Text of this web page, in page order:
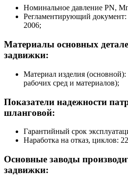
Номинальное давление PN,
Регламентирующий
2006;
Материалы основных
задвижки:
Материал изделия
рабочих сред и материалов);
Показатели надежности
шланговой:
Гарантийный срок
Наработка на отказ, циклов:
Основные заводы
задвижки: